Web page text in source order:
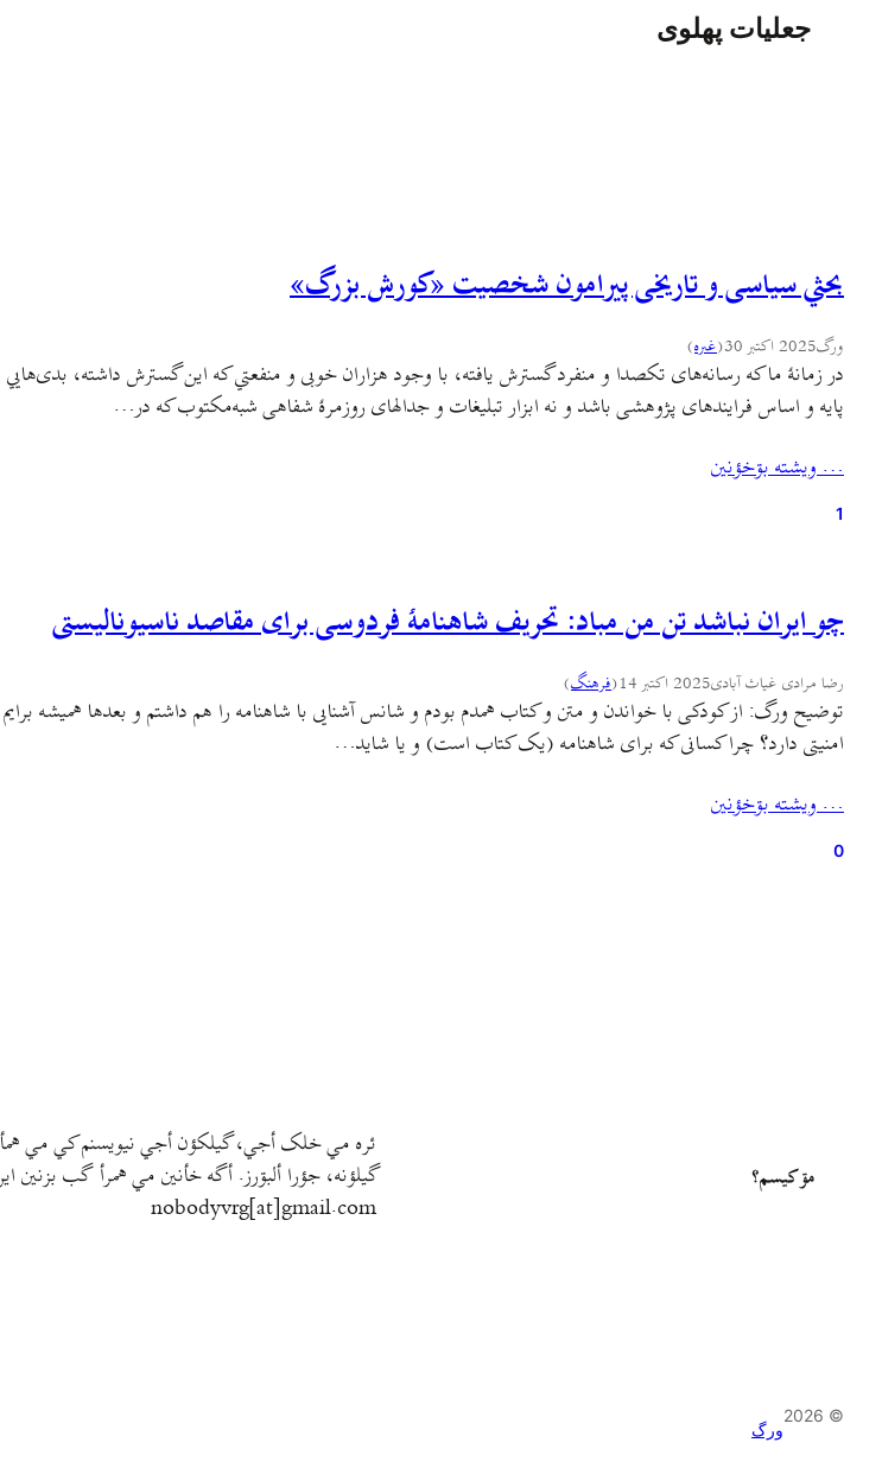
جعلیات پهلوی
بحثي سیاسی و تاریخی پیرامون شخصیت «کورش بزرگ»
ورگ2025 اکتبر 30 (غىره)
در زمانهٔ ما که رسانه‌های تکصدا و منفرد گسترش یافته، با وجود هزاران خوبی و منفعتي که اين گسترش داشته،
پایه و اساس فرایندهای پژوهشی باشد و نه ابزار تبلیغات و جدالهای روزمرهٔ شفاهی شبه‌مکتوب که در…
… ويشته بۊخؤنين
1
چو ایران نباشد تن من مباد: تحریف شاهنامهٔ فردوسی برای مقاصد ناسیونالیستی
رضا مرادی غیاث آبادی2025 اکتبر 14 (فرهنگ)
توضیح ورگ: از کودکی با خواندن و متن و کتاب همدم بودم و شانس آشنایی با شاهنامه را هم داشتم و بعدها همیشه
امنیتی دارد؟ چرا کسانی که برای شاهنامه (یک کتاب است) و یا شاید…
… ويشته بۊخؤنين
0
مۊ کيسم؟
ئره مي خلک أجي، گيلکؤن أجي نيويسنم کي مي همأ
گيلؤنه، جؤرا ألبۊرز. أگه خأنين مي همرأ گب بزنين
nobodyvrg[at]gmail.com
© 2026
ورگ